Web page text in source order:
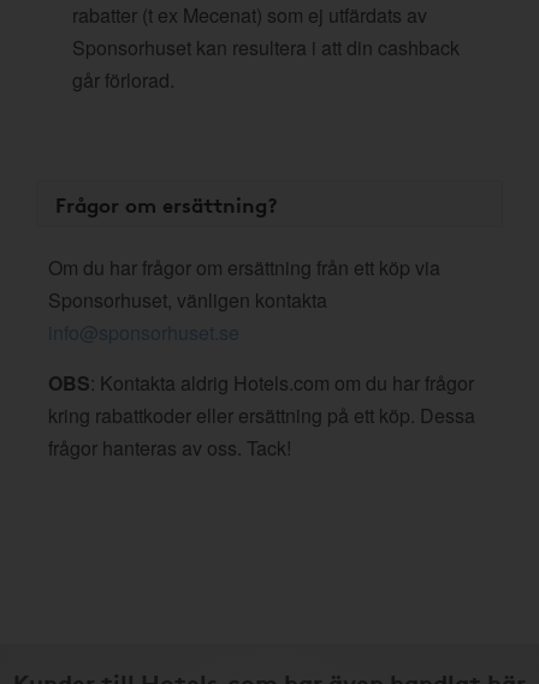
rabatter (t ex Mecenat) som ej utfärdats av
Sponsorhuset kan resultera i att din cashback
går förlorad.
Frågor om ersättning?
Om du har frågor om ersättning från ett köp via
Sponsorhuset, vänligen kontakta
info@sponsorhuset.se
OBS: Kontakta aldrig Hotels.com om du har frågor
kring rabattkoder eller ersättning på ett köp. Dessa
frågor hanteras av oss. Tack!